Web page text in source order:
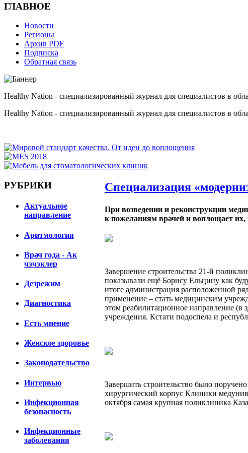
ГЛАВНОЕ
Новости
Регионы
Архив PDF
Подписка
Обратная связь
Healthy Nation - cпециализированный журнал для специалистов в
Healthy Nation - cпециализированный журнал для специалистов в
РУБРИКИ
Актуальное
направление
Аритмология
Врач года - Ак
чэчэклер
Дезрежим
Диагностика
Есть мнение
Женское здоровье
Законодательство
Интервью
Инфекционная
безопасность
Инфекционные
заболевания
Специализация
При возведении и реконструкции
к пожеланиям врачей и воплощает
Завершение строительства 21-й
показывали ещё Борису Ельцину как
итоге администрация расположенной
применение – стать медицинским
этом реабилитационное направление (в
учреждения. Кстати подоспела и
Завершить строительство было
хирургический корпус Клиники
октября самая крупная поликлиника